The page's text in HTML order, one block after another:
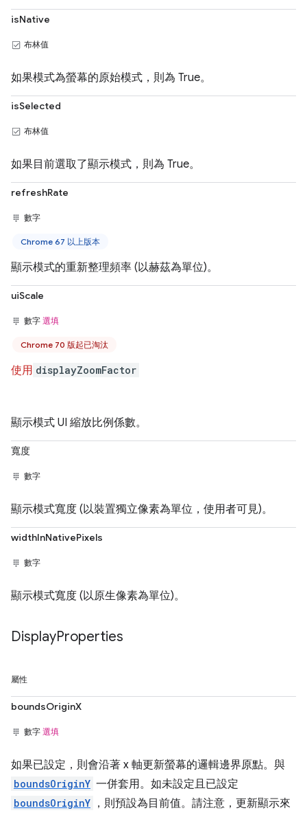
isNative
布林值
如果模式為螢幕的原始模式，則為 True。
isSelected
布林值
如果目前選取了顯示模式，則為 True。
refreshRate
數字
Chrome 67 以上版本
顯示模式的重新整理頻率 (以赫茲為單位)。
uiScale
數字 選填
Chrome 70 版起已淘汰
使用 displayZoomFactor
顯示模式 UI 縮放比例係數。
寬度
數字
顯示模式寬度 (以裝置獨立像素為單位，使用者可見)。
widthInNativePixels
數字
顯示模式寬度 (以原生像素為單位)。
DisplayProperties
屬性
boundsOriginX
數字 選填
如果已設定，則會沿著 x 軸更新螢幕的邏輯邊界原點。與
boundsOriginY 一併套用。如未設定且已設定
boundsOriginY ，則預設為目前值。請注意，更新顯示來